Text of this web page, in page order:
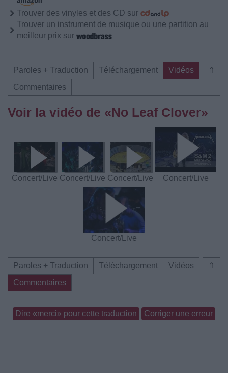
Trouver des vinyles et des CD sur
Trouver un instrument de musique ou une partition au
meilleur prix sur
⇑
Paroles + Traduction Téléchargement
Vidéos
Commentaires
Voir la vidéo de «No Leaf Clover»
Concert/Live Concert/Live Concert/Live Concert/Live
Concert/Live
⇑
Paroles + Traduction Téléchargement
Vidéos
Commentaires
Dire «merci» pour cette traduction Corriger une erreur